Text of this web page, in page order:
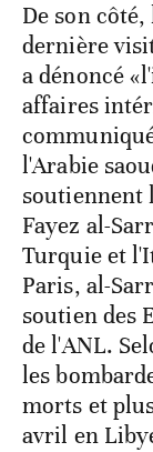
De son
dernière
a dénoncé
affaires
l'Arabie
soutiennent
Fayez al-
Turquie et
Paris, al-
soutien des
de l'ANL.
les
morts et
avril en